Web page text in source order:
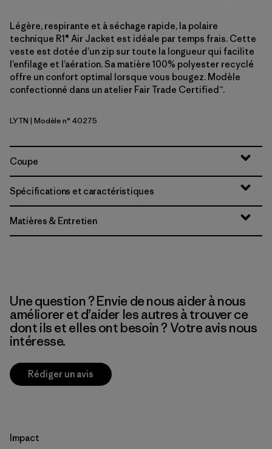
Légère, respirante et à séchage rapide, la polaire
technique R1® Air Jacket est idéale par temps frais. Cette
veste est dotée d’un zip sur toute la longueur qui facilite
l’enfilage et l’aération. Sa matière 100% polyester recyclé
offre un confort optimal lorsque vous bougez. Modèle
confectionné dans un atelier Fair Trade Certified™.
Lynx Tan
LYTN | Modèle n° 40275
Coupe
Spécifications et caractéristiques
Matières & Entretien
Une question ? Envie de nous aider à nous
améliorer et d’aider les autres à trouver ce
dont ils et elles ont besoin ? Votre avis nous
intéresse.
Rédiger un avis
Impact